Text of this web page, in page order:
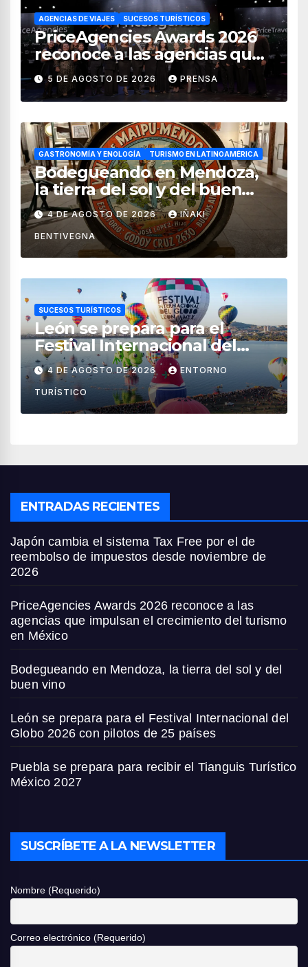
AGENCIAS DE VIAJES SUCESOS TURÍSTICOS
PriceAgencies Awards 2026
reconoce a las agencias que
impulsan el crecimiento del
turismo en México
5 DE AGOSTO DE 2026 PRENSA
GASTRONOMÍA Y ENOLOGÍA TURISMO EN LATINOAMÉRICA
Bodegueando en Mendoza,
la tierra del sol y del buen
vino
4 DE AGOSTO DE 2026 IÑAKI
BENTIVEGNA
SUCESOS TURÍSTICOS
León se prepara para el
Festival Internacional del
Globo 2026 con pilotos de 25
países
4 DE AGOSTO DE 2026 ENTORNO
TURÍSTICO
ENTRADAS RECIENTES
Japón cambia el sistema Tax Free por el de
reembolso de impuestos desde noviembre de
2026
PriceAgencies Awards 2026 reconoce a las
agencias que impulsan el crecimiento del turismo
en México
Bodegueando en Mendoza, la tierra del sol y del
buen vino
León se prepara para el Festival Internacional del
Globo 2026 con pilotos de 25 países
Puebla se prepara para recibir el Tianguis Turístico
México 2027
SUSCRÍBETE A LA NEWSLETTER
Nombre (Requerido)
Correo electrónico (Requerido)